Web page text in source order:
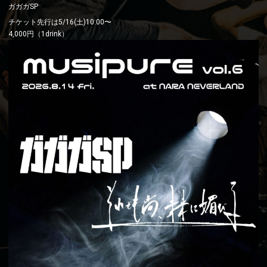
ガガガSP
チケット先行は5/16(土)10:00〜
4,000円（1drink）